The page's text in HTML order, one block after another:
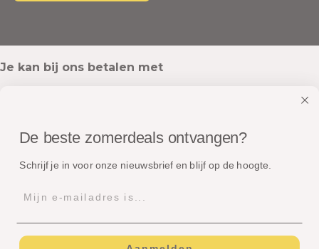
Je kan bij ons betalen met
Onze pakketten worden verstuurd met
De beste zomerdeals ontvangen?
Schrijf je in voor onze nieuwsbrief en blijf op de hoogte.